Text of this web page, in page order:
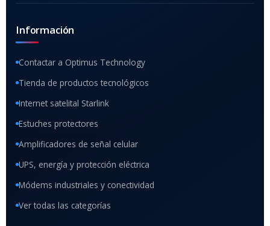
Información
Contactar a Optimus Technology
Tienda de productos tecnológicos
Internet satelital Starlink
Estuches protectores
Amplificadores de señal celular
UPS, energía y protección eléctrica
Módems industriales y conectividad
Ver todas las categorías